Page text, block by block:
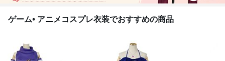
ゲーム• アニメコスプレ衣装でおすすめの商品